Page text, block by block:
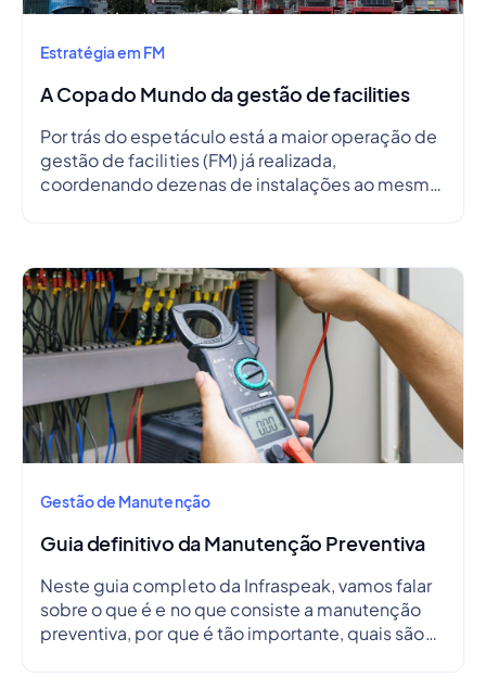
Estratégia em FM
A Copa do Mundo da gestão de facilities
Por trás do espetáculo está a maior operação de
gestão de facilities (FM) já realizada,
coordenando dezenas de instalações ao mesmo
Gestão de Manutenção
Guia definitivo da Manutenção Preventiva
Neste guia completo da Infraspeak, vamos falar
sobre o que é e no que consiste a manutenção
preventiva, por que é tão importante, quais são